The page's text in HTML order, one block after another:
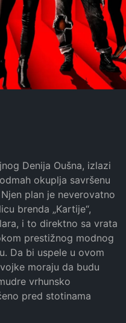
Denija Oušna, izlazi
okuplja savršenu
plan je neverovatno
brenda „Kartije“,
i to direktno sa vrata
prestižnog modnog
Da bi uspele u ovom
moraju da budu
vrhunsko
pred stotinama